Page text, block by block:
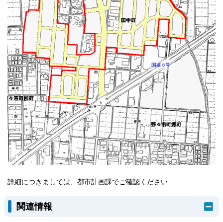
詳細につきましては、都市計画課でご確認ください
関連情報